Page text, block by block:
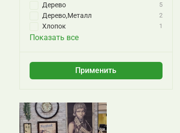
Дерево 5
Дерево,Металл 2
Хлопок 1
Показать все
Применить